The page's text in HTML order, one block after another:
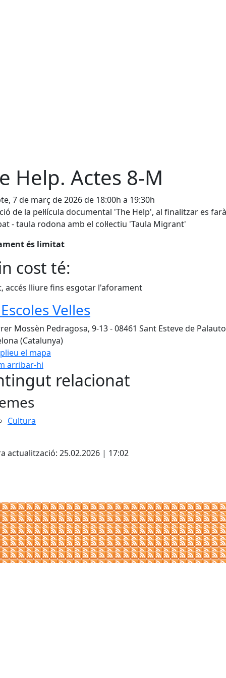
Help. Actes 8-M
7 de març de 2026 de 18:00h a 19:30h
de la pel·lícula documental 'The Help', al finalitzar es farà
- taula rodona amb el col·lectiu 'Taula Migrant'
és limitat
cost té:
accés lliure fins esgotar l'aforament
Velles
Mossèn Pedragosa, 9-13 - 08461 Sant Esteve de
(Catalunya)
el mapa
arribar-hi
relacionat
Cultura
actualització: 25.02.2026 | 17:02